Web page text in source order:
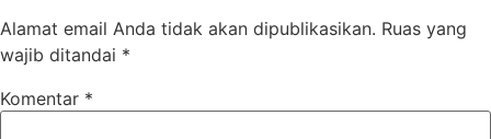
Alamat email Anda tidak akan dipublikasikan. Ruas yang
wajib ditandai *
Komentar *